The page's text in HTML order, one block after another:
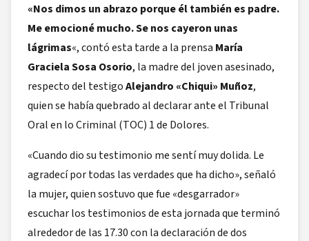
«Nos dimos un abrazo porque él también es padre.
Me emocioné mucho. Se nos cayeron unas
lágrimas«, contó esta tarde a la prensa María
Graciela Sosa Osorio, la madre del joven asesinado,
respecto del testigoAlejandro «Chiqui» Muñoz,
quien se había quebrado al declarar ante el Tribunal
Oral en lo Criminal (TOC) 1 de Dolores.
«Cuando dio su testimonio me sentí muy dolida. Le
agradecí por todas las verdades que ha dicho», señaló
la mujer, quien sostuvo que fue «desgarrador»
escuchar los testimonios de esta jornada que terminó
alrededor de las 17.30 con la declaración de dos